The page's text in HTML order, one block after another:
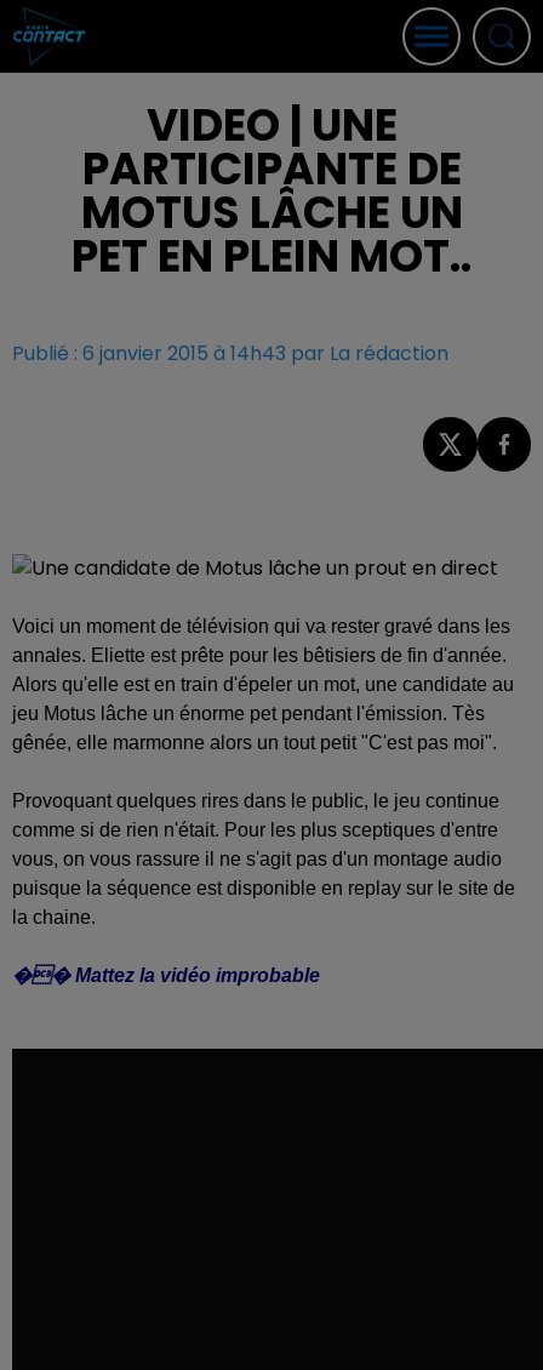
VIDEO | UNE
PARTICIPANTE DE
MOTUS LÂCHE UN
PET EN PLEIN MOT..
Publié : 6 janvier 2015 à 14h43 par La rédaction
Voici un moment de télévision qui va rester gravé dans les
annales. Eliette est prête pour les bêtisiers de fin d'année.
Alors qu'elle est en train d'épeler un mot, une candidate au
jeu Motus lâche un énorme pet pendant l'émission. Tès
gênée, elle marmonne alors un tout petit "C'est pas moi".
Provoquant quelques rires dans le public, le jeu continue
comme si de rien n'était. Pour les plus sceptiques d'entre
vous, on vous rassure il ne s'agit pas d'un montage audio
puisque la séquence est disponible en replay sur le site de
la chaine.
�� Mattez la vidéo improbable